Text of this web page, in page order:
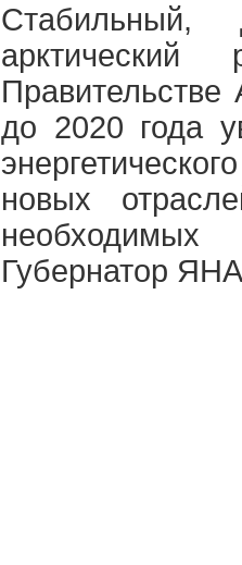
Стабильный,
арктический
до 2020 года
новых
Губернатор